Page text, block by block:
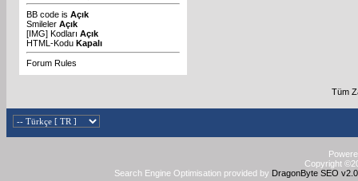
BB code is Açık
Smileler Açık
[IMG] Kodları Açık
HTML-Kodu Kapalı
Forum Rules
Tüm
Copyright
Search Engine Optimisation provided by DragonByte SEO